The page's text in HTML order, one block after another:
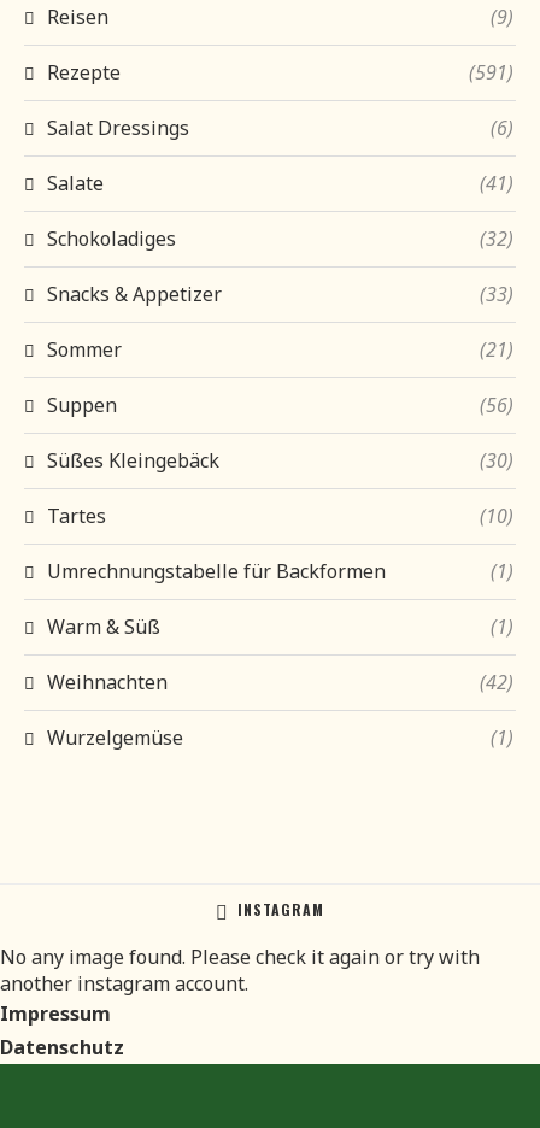
Reisen (9)
Rezepte (591)
Salat Dressings (6)
Salate (41)
Schokoladiges (32)
Snacks & Appetizer (33)
Sommer (21)
Suppen (56)
Süßes Kleingebäck (30)
Tartes (10)
Umrechnungstabelle für Backformen (1)
Warm & Süß (1)
Weihnachten (42)
Wurzelgemüse (1)
INSTAGRAM
No any image found. Please check it again or try with
another instagram account.
Impressum
Datenschutz